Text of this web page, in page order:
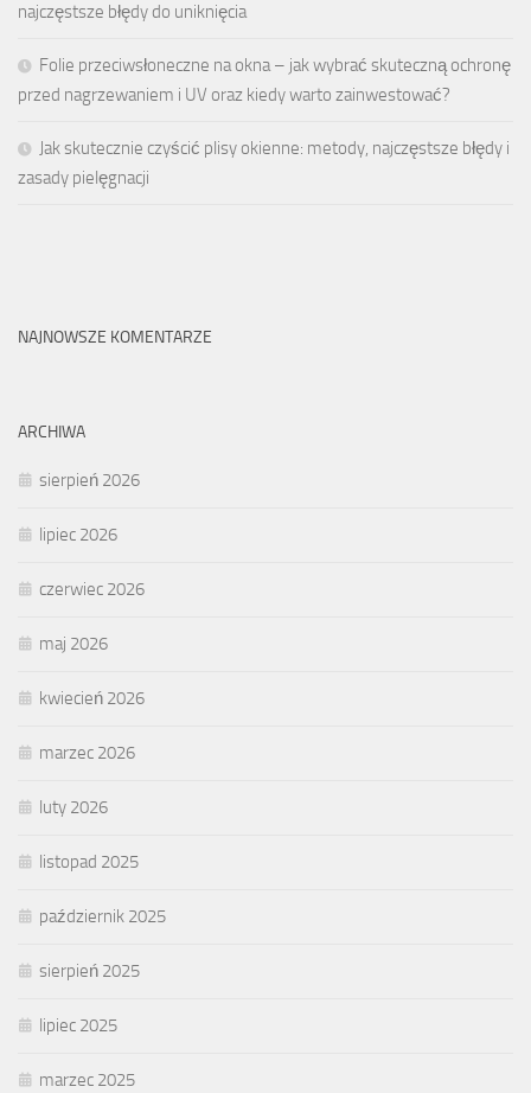
najczęstsze błędy do uniknięcia
Folie przeciwsłoneczne na okna – jak wybrać skuteczną ochronę
przed nagrzewaniem i UV oraz kiedy warto zainwestować?
Jak skutecznie czyścić plisy okienne: metody, najczęstsze błędy i
zasady pielęgnacji
NAJNOWSZE KOMENTARZE
ARCHIWA
sierpień 2026
lipiec 2026
czerwiec 2026
maj 2026
kwiecień 2026
marzec 2026
luty 2026
listopad 2025
październik 2025
sierpień 2025
lipiec 2025
marzec 2025